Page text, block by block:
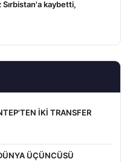
Sırbistan'a kaybetti,
İKİ TRANSFER
ÜÇÜNCÜSÜ